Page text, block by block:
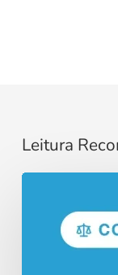
Leitura